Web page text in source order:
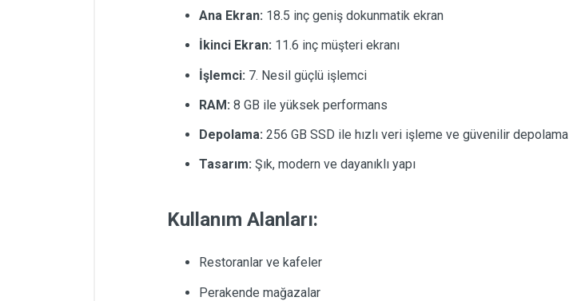
Ana Ekran: 18.5 inç geniş dokunmatik ekran
İkinci Ekran: 11.6 inç müşteri ekranı
İşlemci: 7. Nesil güçlü işlemci
RAM: 8 GB ile yüksek performans
Depolama: 256 GB SSD ile hızlı veri işleme ve güvenilir depolama
Tasarım: Şık, modern ve dayanıklı yapı
Kullanım Alanları:
Restoranlar ve kafeler
Perakende mağazalar